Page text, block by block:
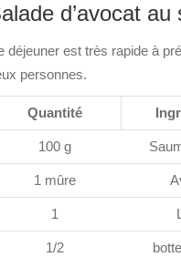
d’avocat au
déjeuner est très rapide à
personnes.
Quantité
100 g
1 mûre
1
1/2